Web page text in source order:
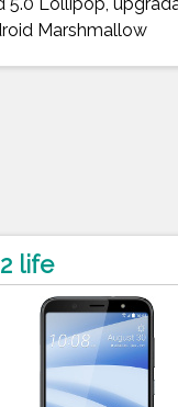
Marshmallow
life